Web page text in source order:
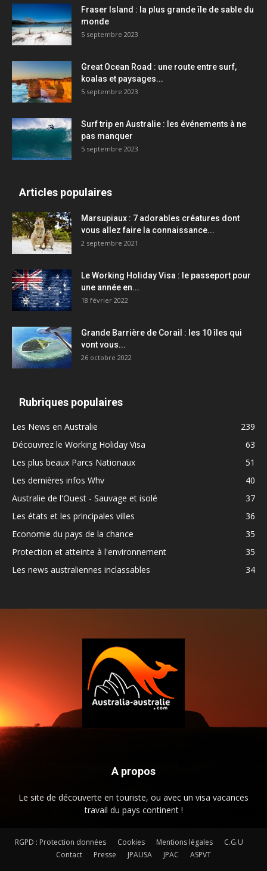
Fraser Island : la plus grande île de sable du
monde
5 septembre 2023
Great Ocean Road : une route entre surf,
koalas et paysages...
5 septembre 2023
Surf trip en Australie : les événements à ne
pas manquer
5 septembre 2023
Articles populaires
Marsupiaux : 7 adorables créatures dont
vous allez faire la connaissance...
2 septembre 2021
Le Working Holiday Visa : le passeport pour
une année en...
18 février 2022
Grande Barrière de Corail : les 10 îles qui
vont vous...
26 octobre 2022
Rubriques populaires
Les News en Australie
239
Découvrez le Working Holiday Visa
63
Les plus beaux Parcs Nationaux
51
Les dernières infos Whv
40
Australie de l'Ouest - Sauvage et isolé
37
Les états et les principales villes
36
Economie du pays de la chance
35
Protection et atteinte à l'environnement
35
Les news australiennes inclassables
34
A propos
Le site de découverte en touriste, ou avec un visa vacances
travail du pays continent !
RGPD : Protection données Cookies Mentions légales
C.G.U
Contact
Presse JPAUSA JPAC ASPVT